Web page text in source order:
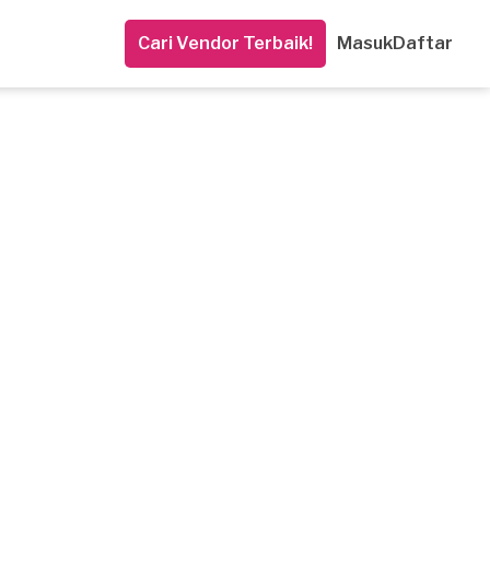
Cari Vendor Terbaik! MasukDaftar